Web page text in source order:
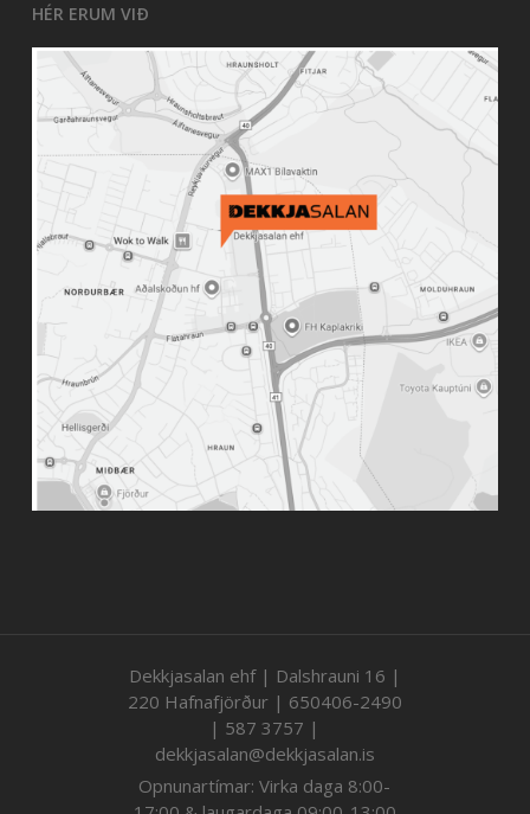
HÉR ERUM VIÐ
Dekkjasalan ehf | Dalshrauni 16 |
220 Hafnafjörður | 650406-2490
| 587 3757 |
dekkjasalan@dekkjasalan.is
Opnunartímar: Virka daga 8:00-